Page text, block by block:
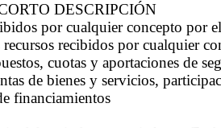
DESCRIPCIÓN
por cualquier concepto
recibidos por cualquier
cuotas y aportaciones de
de bienes y servicios,
financiamientos